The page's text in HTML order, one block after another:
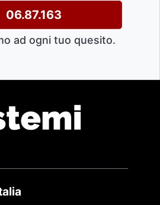
06.87.163
ad ogni tuo quesito.